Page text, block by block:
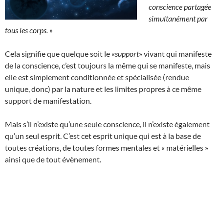
conscience partagée
simultanément par
tous les corps. »
Cela signifie que quelque soit le «support» vivant qui manifeste
de la conscience, c’est toujours la même qui se manifeste, mais
elle est simplement conditionnée et spécialisée (rendue
unique, donc) par la nature et les limites propres à ce même
support de manifestation.
Mais s’il n’existe qu’une seule conscience, il n’existe également
qu’un seul esprit. C’est cet esprit unique qui est à la base de
toutes créations, de toutes formes mentales et « matérielles »
ainsi que de tout évènement.